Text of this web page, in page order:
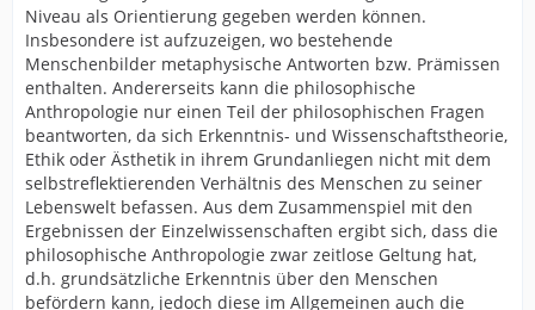
Niveau als Orientierung gegeben werden können.
Insbesondere ist aufzuzeigen, wo bestehende
Menschenbilder metaphysische Antworten bzw. Prämissen
enthalten. Andererseits kann die philosophische
Anthropologie nur einen Teil der philosophischen Fragen
beantworten, da sich Erkenntnis- und Wissenschaftstheorie,
Ethik oder Ästhetik in ihrem Grundanliegen nicht mit dem
selbstreflektierenden Verhältnis des Menschen zu seiner
Lebenswelt befassen. Aus dem Zusammenspiel mit den
Ergebnissen der Einzelwissenschaften ergibt sich, dass die
philosophische Anthropologie zwar zeitlose Geltung hat,
d.h. grundsätzliche Erkenntnis über den Menschen
befördern kann, jedoch diese im Allgemeinen auch die